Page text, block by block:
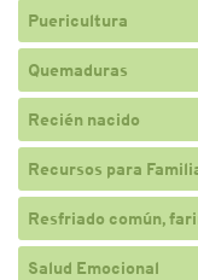
Puericultura
Quemaduras
Recién nacido
Recursos para
Resfriado común,
Salud Emocional